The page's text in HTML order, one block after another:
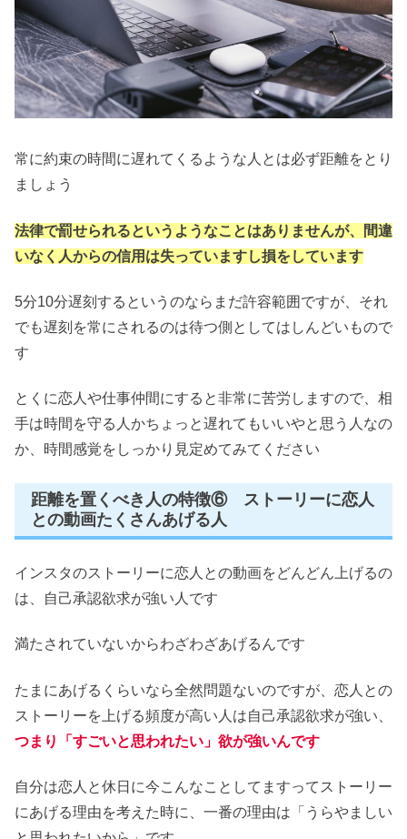
常に約束の時間に遅れてくるような人とは必ず距離をとり
ましょう
法律で罰せられるというようなことはありませんが、間違
いなく人からの信用は失っていますし損をしています
5分10分遅刻するというのならまだ許容範囲ですが、それ
でも遅刻を常にされるのは待つ側としてはしんどいもので
す
とくに恋人や仕事仲間にすると非常に苦労しますので、相
手は時間を守る人かちょっと遅れてもいいやと思う人なの
か、時間感覚をしっかり見定めてみてください
距離を置くべき人の特徴⑥ ストーリーに恋人
との動画たくさんあげる人
インスタのストーリーに恋人との動画をどんどん上げるの
は、自己承認欲求が強い人です
満たされていないからわざわざあげるんです
たまにあげるくらいなら全然問題ないのですが、恋人との
ストーリーを上げる頻度が高い人は自己承認欲求が強い、
つまり「すごいと思われたい」欲が強いんです
自分は恋人と休日に今こんなことしてますってストーリー
にあげる理由を考えた時に、一番の理由は「うらやましい